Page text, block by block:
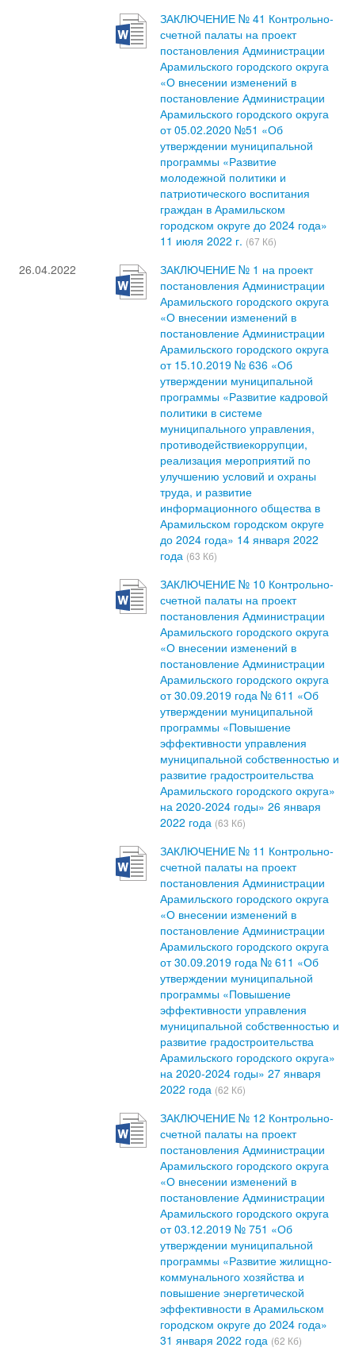
ЗАКЛЮЧЕНИЕ № 41 Контрольно-
счетной палаты на проект
постановления Администрации
Арамильского городского округа
«О внесении изменений в
постановление Администрации
Арамильского городского округа
от 05.02.2020 №51 «Об
утверждении муниципальной
программы «Развитие
молодежной политики и
патриотического воспитания
граждан в Арамильском
городском округе до 2024 года»
11 июля 2022 г. (67 Кб)
26.04.2022
ЗАКЛЮЧЕНИЕ № 1 на проект
постановления Администрации
Арамильского городского округа
«О внесении изменений в
постановление Администрации
Арамильского городского округа
от 15.10.2019 № 636 «Об
утверждении муниципальной
программы «Развитие кадровой
политики в системе
муниципального управления,
противодействиекоррупции,
реализация мероприятий по
улучшению условий и охраны
труда, и развитие
информационного общества в
Арамильском городском округе
до 2024 года» 14 января 2022
года (63 Кб)
ЗАКЛЮЧЕНИЕ № 10 Контрольно-
счетной палаты на проект
постановления Администрации
Арамильского городского округа
«О внесении изменений в
постановление Администрации
Арамильского городского округа
от 30.09.2019 года № 611 «Об
утверждении муниципальной
программы «Повышение
эффективности управления
муниципальной собственностью и
развитие градостроительства
Арамильского городского округа»
на 2020-2024 годы» 26 января
2022 года (63 Кб)
ЗАКЛЮЧЕНИЕ № 11 Контрольно-
счетной палаты на проект
постановления Администрации
Арамильского городского округа
«О внесении изменений в
постановление Администрации
Арамильского городского округа
от 30.09.2019 года № 611 «Об
утверждении муниципальной
программы «Повышение
эффективности управления
муниципальной собственностью и
развитие градостроительства
Арамильского городского округа»
на 2020-2024 годы» 27 января
2022 года (62 Кб)
ЗАКЛЮЧЕНИЕ № 12 Контрольно-
счетной палаты на проект
постановления Администрации
Арамильского городского округа
«О внесении изменений в
постановление Администрации
Арамильского городского округа
от 03.12.2019 № 751 «Об
утверждении муниципальной
программы «Развитие жилищно-
коммунального хозяйства и
повышение энергетической
эффективности в Арамильском
городском округе до 2024 года»
31 января 2022 года (62 Кб)